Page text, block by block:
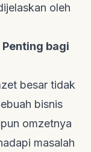
oleh
bagi
besar tidak
bisnis
omzetnya
masalah